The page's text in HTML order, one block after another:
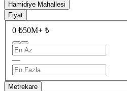
Hamidiye Mahallesi
Fiyat
0 ₺50M+ ₺
—
Metrekare